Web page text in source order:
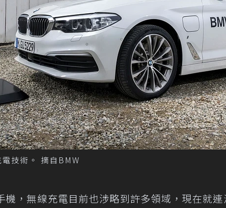
技術。 摘自BMW
機，無線充電目前也涉略到許多領域，現在就